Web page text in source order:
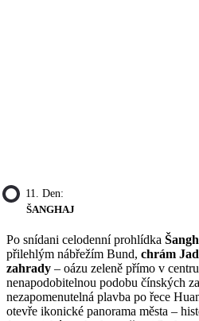
11. Den:
ŠANGHAJ
Po snídani celodenní prohlídka
přilehlým nábřežím Bund, chrám
zahrady – oázu zeleně přímo v
nenapodobitelnou podobu čínských
nezapomenutelná plavba po řece
otevře ikonické panorama města –